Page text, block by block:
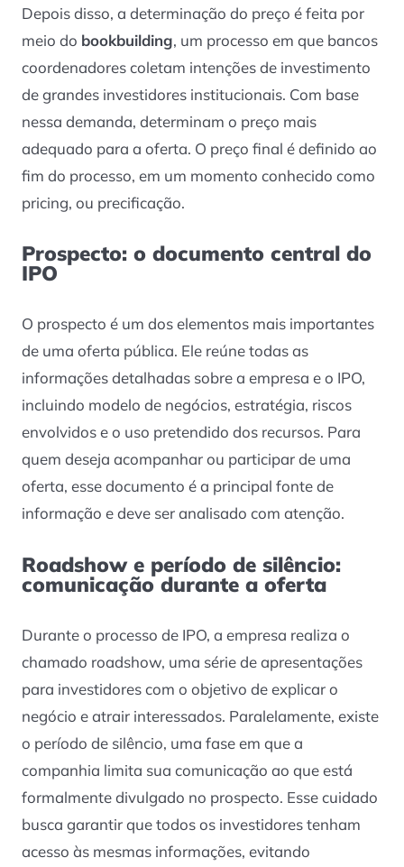
Depois disso, a determinação do preço é feita por
meio do bookbuilding, um processo em que bancos
coordenadores coletam intenções de investimento
de grandes investidores institucionais. Com base
nessa demanda, determinam o preço mais
adequado para a oferta. O preço final é definido ao
fim do processo, em um momento conhecido como
pricing, ou precificação.
Prospecto: o documento central do
IPO
O prospecto é um dos elementos mais importantes
de uma oferta pública. Ele reúne todas as
informações detalhadas sobre a empresa e o IPO,
incluindo modelo de negócios, estratégia, riscos
envolvidos e o uso pretendido dos recursos. Para
quem deseja acompanhar ou participar de uma
oferta, esse documento é a principal fonte de
informação e deve ser analisado com atenção.
Roadshow e período de silêncio:
comunicação durante a oferta
Durante o processo de IPO, a empresa realiza o
chamado roadshow, uma série de apresentações
para investidores com o objetivo de explicar o
negócio e atrair interessados. Paralelamente, existe
o período de silêncio, uma fase em que a
companhia limita sua comunicação ao que está
formalmente divulgado no prospecto. Esse cuidado
busca garantir que todos os investidores tenham
acesso às mesmas informações, evitando